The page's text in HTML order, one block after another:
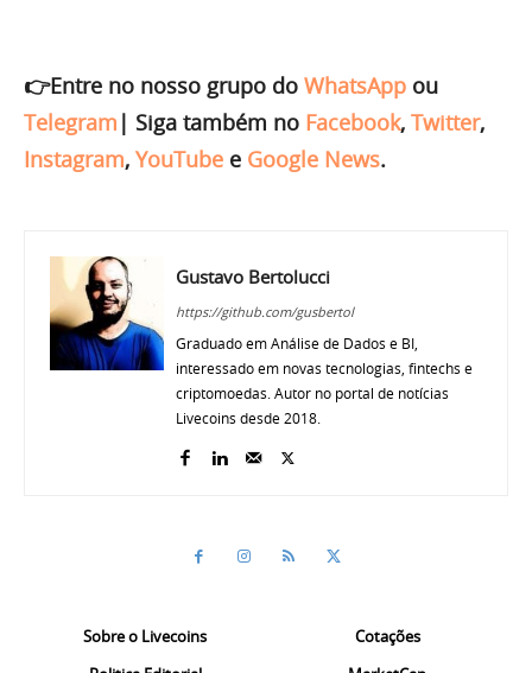
👉Entre no nosso grupo do WhatsApp ou
Telegram | Siga também no Facebook, Twitter,
Instagram, YouTube e Google News.
Gustavo Bertolucci
https://github.com/gusbertol
Graduado em Análise de Dados e BI,
interessado em novas tecnologias, fintechs e
criptomoedas. Autor no portal de notícias
Livecoins desde 2018.
Sobre o Livecoins
Cotações